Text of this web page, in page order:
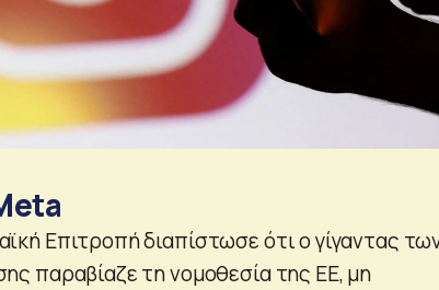
Επιτροπή διαπίστωσε ότι ο γίγαντας
παραβίαζε τη νομοθεσία της ΕΕ, μη